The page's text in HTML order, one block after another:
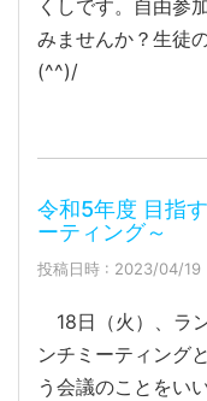
くしです。自由参
みませんか？生徒
(^^)/
令和5年度 目指
ーティング～
投稿日時 : 2023/04/19
18日（火）、ラ
ンチミーティング
う会議のことをい